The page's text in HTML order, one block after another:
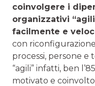
coinvolgere i
organizzativi
facilmente e
con
processi, persone e
“agili” infatti, ben
motivato e